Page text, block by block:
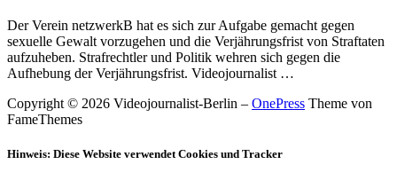
Der Verein netzwerkB hat es sich zur Aufgabe gemacht gegen
sexuelle Gewalt vorzugehen und die Verjährungsfrist von Straftaten
aufzuheben. Strafrechtler und Politik wehren sich gegen die
Aufhebung der Verjährungsfrist. Videojournalist …
Copyright © 2026 Videojournalist-Berlin – OnePress Theme von
FameThemes
Hinweis: Diese Website verwendet Cookies und Tracker